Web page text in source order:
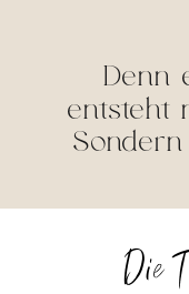
Denn
entsteht
Die